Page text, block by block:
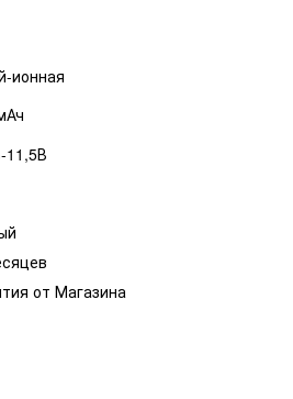
ионная
11,5В
от Магазина